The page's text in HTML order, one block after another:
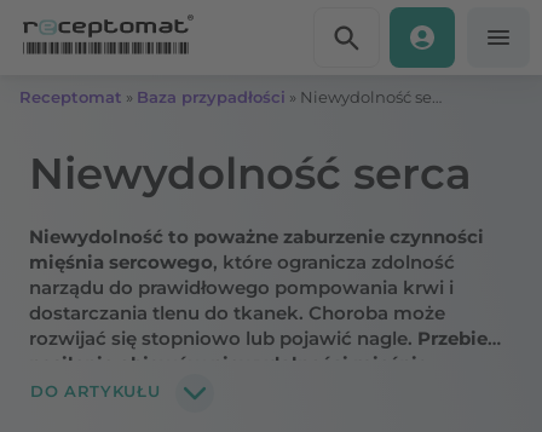
Receptomat » Baza przypadłości »
Niewydolność serca
Niewydolność to poważne zaburzenie czynności
mięśnia sercowego, które ogranicza zdolność
narządu do prawidłowego pompowania krwi i
dostarczania tlenu do tkanek. Choroba może
rozwijać się stopniowo lub pojawić nagle. Przebieg i
nasilenie objawów niewydolności mięśnia
sercowegozależą od wielu czynników, takich jak:
DO ARTYKUŁU